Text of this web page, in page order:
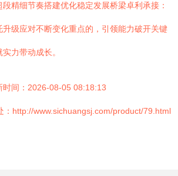
精细节奏搭建优化稳定发展桥梁卓利承接：
升级应对不断变化重点的，引领能力破开关键
力带动成长。
时间：2026-08-05 08:18:13
：http://www.sichuangsj.com/product/79.html